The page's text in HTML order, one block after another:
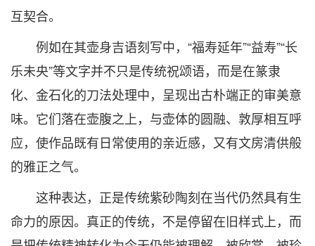
互契合。
例如在其壶身吉语刻写中，“福寿延年”“益寿”“长
乐未央”等文字并不只是传统祝颂语，而是在篆隶
化、金石化的刀法处理中，呈现出古朴端正的审美意
味。它们落在壶腹之上，与壶体的圆融、敦厚相互呼
应，使作品既有日常使用的亲近感，又有文房清供般
的雅正之气。
这种表达，正是传统紫砂陶刻在当代仍然具有生
命力的原因。真正的传统，不是停留在旧样式上，而